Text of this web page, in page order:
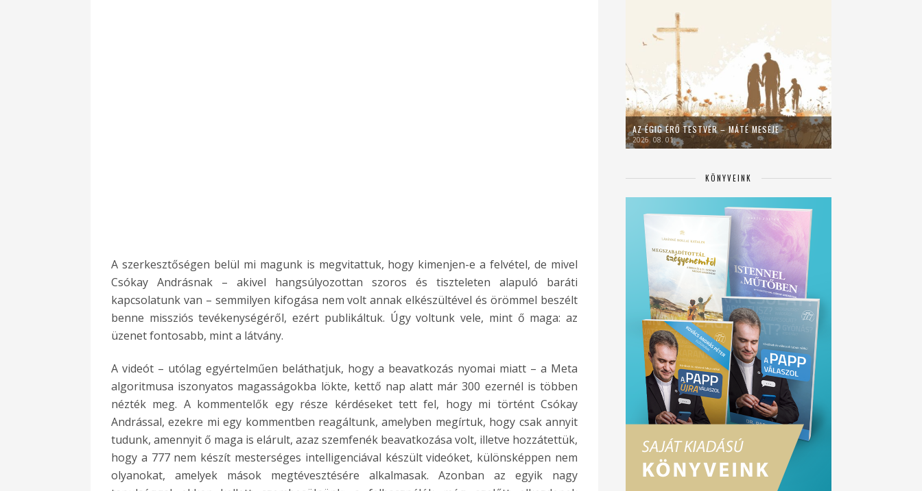
A szerkesztőségen belül mi magunk is megvitattuk, hogy kimenjen-e a felvétel, de mivel
Csókay Andrásnak – akivel hangsúlyozottan szoros és tiszteleten alapuló baráti
kapcsolatunk van – semmilyen kifogása nem volt annak elkészültével és örömmel beszélt
benne missziós tevékenységéről, ezért publikáltuk. Úgy voltunk vele, mint ő maga: az
üzenet fontosabb, mint a látvány.
A videót – utólag egyértelműen beláthatjuk, hogy a beavatkozás nyomai miatt – a Meta
algoritmusa iszonyatos magasságokba lökte, kettő nap alatt már 300 ezernél is többen
nézték meg. A kommentelők egy része kérdéseket tett fel, hogy mi történt Csókay
Andrással, ezekre mi egy kommentben reagáltunk, amelyben megírtuk, hogy csak annyit
tudunk, amennyit ő maga is elárult, azaz szemfenék beavatkozása volt, illetve hozzátettük,
hogy a 777 nem készít mesterséges intelligenciával készült videóket, különsképpen nem
olyanokat, amelyek mások megtévesztésére alkalmasak. Azonban az egyik nagy
AZ ÉGIG ÉRŐ TESTVÉR – MÁTÉ MESÉJE
2026. 08. 01.
KÖNYVEINK